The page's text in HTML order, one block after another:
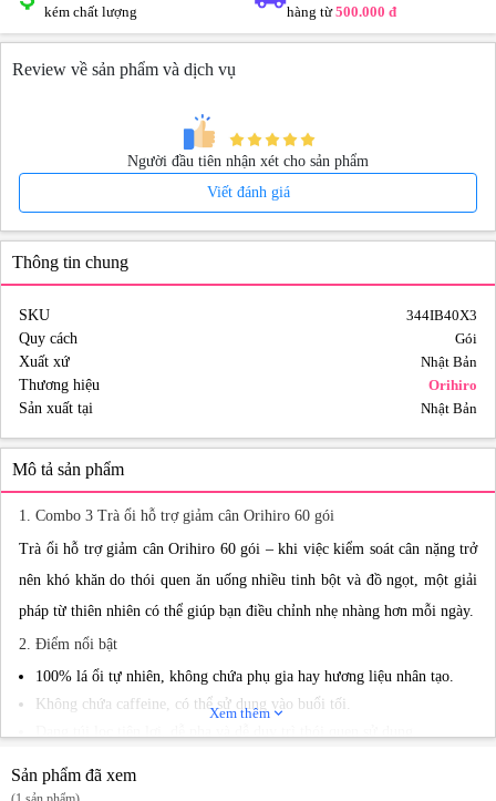
kém chất lượng
hàng từ500.000 đ
Review về sản phẩm và dịch vụ
Người đầu tiên nhận xét cho sản phẩm
Viết đánh giá
Thông tin chung
SKU
344IB40X3
Quy cách
Gói
Xuất xứ
Nhật Bản
Thương hiệu
Orihiro
Sản xuất tại
Nhật Bản
Mô tả sản phẩm
1. Combo 3 Trà ổi hỗ trợ giảm cân Orihiro 60 gói
Trà ổi hỗ trợ giảm cân Orihiro 60 gói – khi việc kiểm soát cân nặng trở
nên khó khăn do thói quen ăn uống nhiều tinh bột và đồ ngọt, một giải
pháp từ thiên nhiên có thể giúp bạn điều chỉnh nhẹ nhàng hơn mỗi ngày.
2. Điểm nổi bật
100% lá ổi tự nhiên, không chứa phụ gia hay hương liệu nhân tạo.
Không chứa caffeine, có thể sử dụng vào buổi tối.
3. Công dụng
Xem thêm expand_more
Sản phẩm đã xem